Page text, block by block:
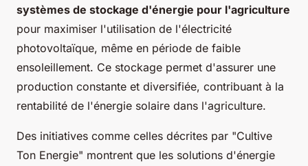
systèmes de stockage d'énergie pour l'agriculture
pour maximiser l'utilisation de l'électricité
photovoltaïque, même en période de faible
ensoleillement. Ce stockage permet d'assurer une
production constante et diversifiée, contribuant à la
rentabilité de l'énergie solaire dans l'agriculture.
Des initiatives comme celles décrites par "Cultive
Ton Energie" montrent que les solutions d'énergie